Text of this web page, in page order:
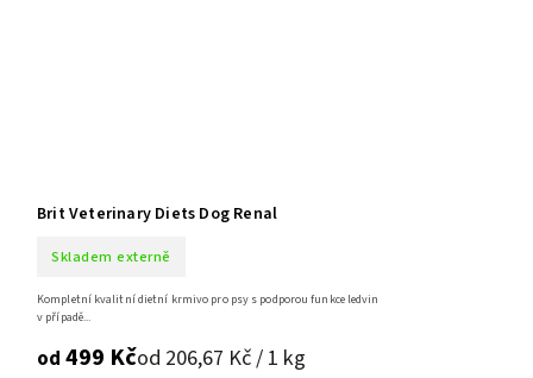
Brit Veterinary Diets Dog Renal
Skladem externě
od 499 Kčod 206,67 Kč / 1 kg
Kompletní kvalitní dietní krmivo pro psy s podporou funkce ledvin
v případě...